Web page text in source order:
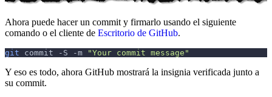
Ahora puede hacer un commit y firmarlo usando el siguiente
comando o el cliente de Escritorio de GitHub.
git commit -S -m "Your commit message"
Y eso es todo, ahora GitHub mostrará la insignia verificada junto a
su commit.